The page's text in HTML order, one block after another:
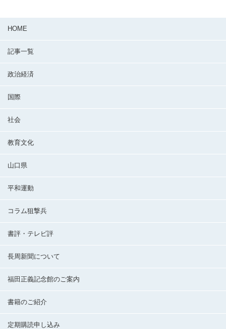
HOME
記事一覧
政治経済
国際
社会
教育文化
山口県
平和運動
コラム狙撃兵
書評・テレビ評
長周新聞について
福田正義記念館のご案内
書籍のご紹介
定期購読申し込み